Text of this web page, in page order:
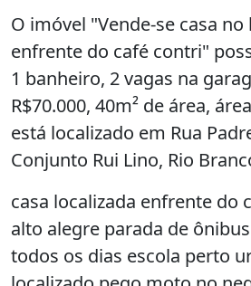
O imóvel "Vende-se casa
enfrente do café contri"
1 banheiro, 2 vagas na
R$70.000, 40m² de área,
está localizado em Rua
Conjunto Rui Lino, Rio
casa localizada enfrente do
alto alegre parada de
todos os dias escola perto